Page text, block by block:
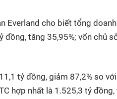
Everland cho biết tổng
tăng 35,95%; vốn chủ
tỷ đồng, giảm 87,2% so
hợp nhất là 1.525,3 tỷ đồng,